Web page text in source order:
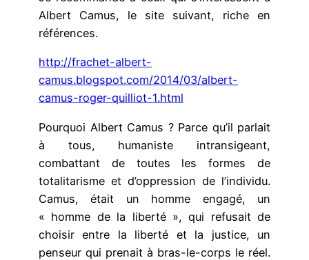
Albert Camus, le site suivant, riche en
références.
http://frachet-albert-
camus.blogspot.com/2014/03/albert-
camus-roger-quilliot-1.html
Pourquoi Albert Camus ? Parce qu’il parlait
à tous, humaniste intransigeant,
combattant de toutes les formes de
totalitarisme et d’oppression de l’individu.
Camus, était un homme engagé, un
« homme de la liberté », qui refusait de
choisir entre la liberté et la justice, un
penseur qui prenait à bras-le-corps le réel.